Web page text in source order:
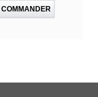
COMMANDER